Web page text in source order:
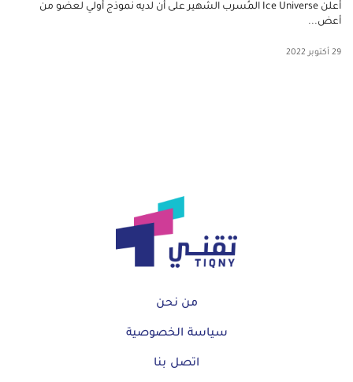
أعلن Ice Universe المُسرب الشهير على أن لديه نموذج أولي لعضو من
أعض...
29 أكتوبر 2022
من نحن
سياسة الخصوصية
اتصل بنا